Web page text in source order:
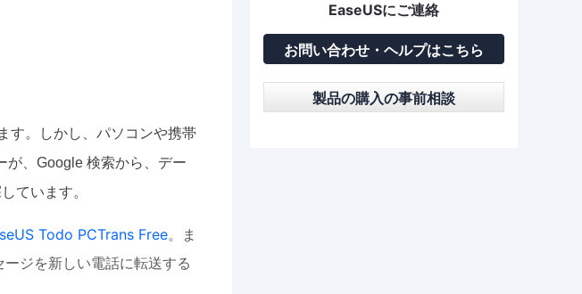
す。
しかし、パソコンや携帯
が、Google 検索から、デー
ています。
Todo PCTrans Free。ま
ジを新しい電話に転送する
EaseUSにご連絡
お問い合わせ・ヘルプはこちら
製品の購入の事前相談